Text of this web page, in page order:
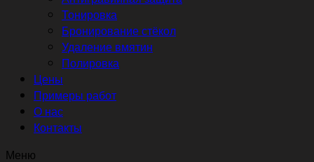
Тонировка
Бронирование стёкол
Удаление вмятин
Полировка
Цены
Примеры работ
О нас
Контакты
Меню